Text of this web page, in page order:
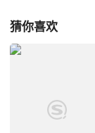
猜你喜欢